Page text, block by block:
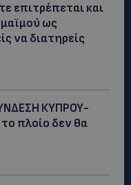
επιτρέπεται και
ως
να διατηρείς
ΚΥΠΡΟΥ-
πλοίο δεν θα